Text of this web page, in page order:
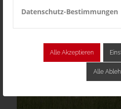
Datenschutz-Bestimmungen
Alle Akzeptieren
Alle
unterhalten. Der Eintritt